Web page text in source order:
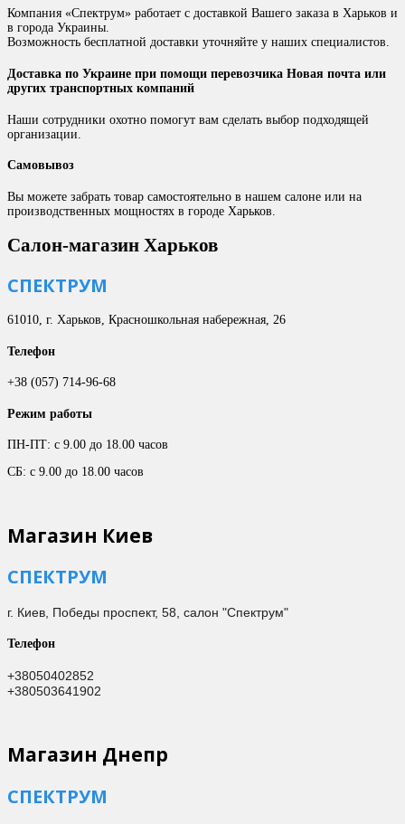
Компания «Спектрум» работает с доставкой Вашего заказа в Харьков и
в города Украины.
Возможность бесплатной доставки уточняйте у наших специалистов.
Доставка по Украине при помощи перевозчика Новая почта или
других транспортных компаний
Наши сотрудники охотно помогут вам сделать выбор подходящей
организации.
Самовывоз
Вы можете забрать товар самостоятельно в нашем салоне или на
производственных мощностях в городе Харьков.
Салон-магазин Харьков
СПЕКТРУМ
61010, г. Харьков, Красношкольная набережная, 26
Телефон
+38 (057) 714-96-68
Режим работы
ПН-ПТ: с 9.00 до 18.00 часов
СБ: с 9.00 до 18.00 часов
Магазин Киев
СПЕКТРУМ
г. Киев, Победы проспект, 58, салон "Спектрум"
Телефон
+38050402852
+380503641902
Магазин Днепр
СПЕКТРУМ